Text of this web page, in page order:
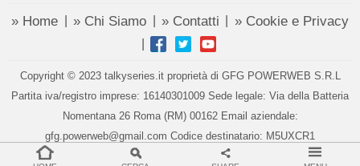
» Home » Chi Siamo » Contatti » Cookie e Privacy
Copyright © 2023 talkyseries.it proprietà di GFG POWERWEB S.R.L
Partita iva/registro imprese: 16140301009 Sede legale: Via della Batteria
Nomentana 26 Roma (RM) 00162 Email aziendale:
gfg.powerweb@gmail.com Codice destinatario: M5UXCR1
Gestione cookie